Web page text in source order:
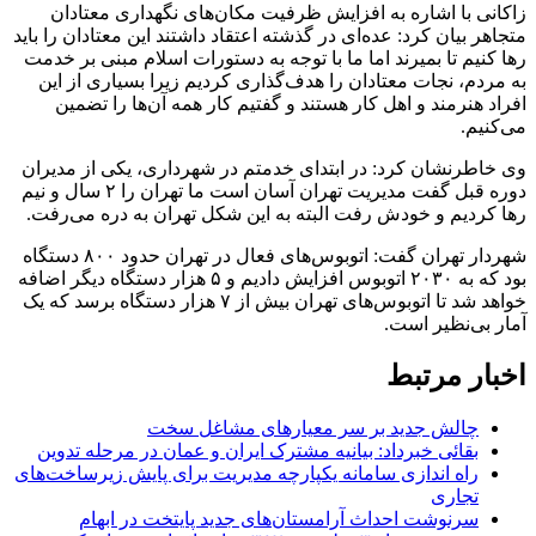
زاکانی با اشاره به افزایش ظرفیت مکان‌های نگهداری معتادان
متجاهر بیان کرد: عده‌ای در گذشته اعتقاد داشتند این معتادان را باید
رها کنیم تا بمیرند اما ما با توجه به دستورات اسلام مبنی بر خدمت
به مردم، نجات معتادان را هدف‌گذاری کردیم زیرا بسیاری از این
افراد هنرمند و اهل کار هستند و گفتیم کار همه آن‌ها را تضمین
می‌کنیم.
وی خاطرنشان کرد: در ابتدای خدمتم در شهرداری، یکی از مدیران
دوره قبل گفت مدیریت تهران آسان است ما تهران را ۲ سال و نیم
رها کردیم و خودش رفت البته به این شکل تهران به دره می‌رفت.
شهردار تهران گفت: اتوبوس‌های فعال در تهران حدود ۸۰۰ دستگاه
بود که به ۲۰۳۰ اتوبوس افزایش دادیم و ۵ هزار دستگاه دیگر اضافه
خواهد شد تا اتوبوس‌های تهران بیش از ۷ هزار دستگاه برسد که یک
آمار بی‌نظیر است.
اخبار مرتبط
چالش جدید بر سر معیارهای مشاغل سخت
بقائی خبرداد: بیانیه مشترک ایران و عمان در مرحله تدوین
راه اندازی سامانه یکپارچه مدیریت برای پایش زیرساخت‌های
تجاری
سرنوشت احداث آرامستان‌های جدید پایتخت در ابهام